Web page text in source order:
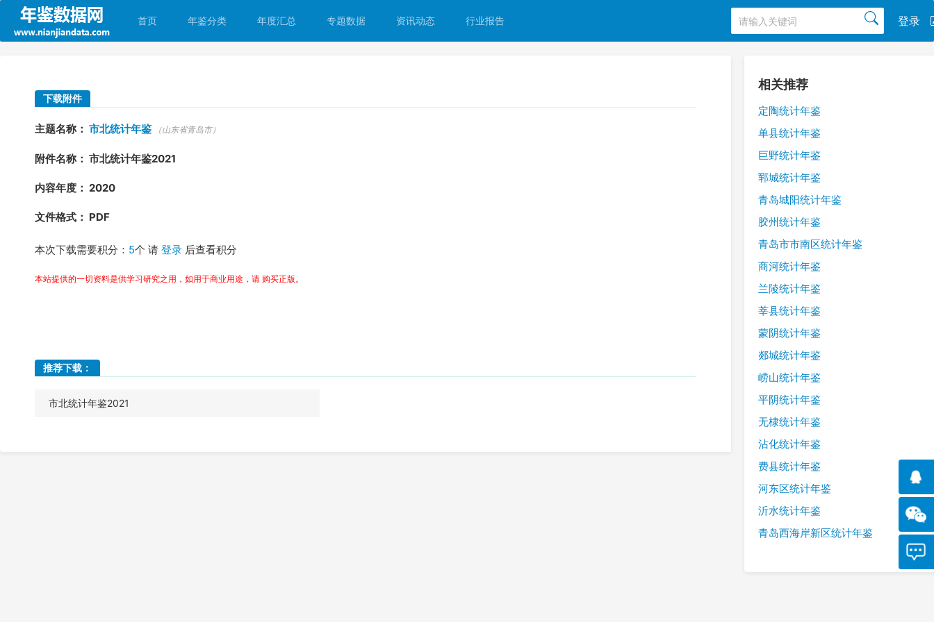
登录
首页 年鉴分类 年度汇总 专题数据 资讯动态 行业报告
下载附件
主题名称： 市北统计年鉴 （山东省青岛市）
附件名称： 市北统计年鉴2021
内容年度： 2020
文件格式： PDF
本次下载需要积分： 5个 请 登录 后查看积分
本站提供的一切资料是供学习研究之用，如用于商业用途，请 购买正版。
推荐下载：
市北统计年鉴2021
相关推荐
定陶统计年鉴
单县统计年鉴
巨野统计年鉴
郓城统计年鉴
青岛城阳统计年鉴
胶州统计年鉴
青岛市市南区统计年鉴
商河统计年鉴
兰陵统计年鉴
莘县统计年鉴
蒙阴统计年鉴
郯城统计年鉴
崂山统计年鉴
平阴统计年鉴
无棣统计年鉴
沾化统计年鉴
费县统计年鉴
河东区统计年鉴
沂水统计年鉴
青岛西海岸新区统计年鉴